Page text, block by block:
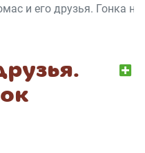
и его друзья. Гонка